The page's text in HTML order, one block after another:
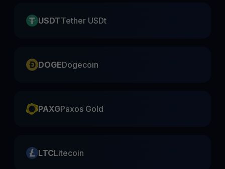
USDTTether USDt
DOGEDogecoin
PAXGPaxos Gold
LTCLitecoin